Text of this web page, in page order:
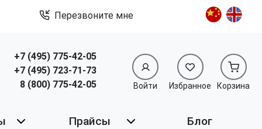
Перезвоните мне
+7 (495) 775-42-05
+7 (495) 723-71-73
8 (800) 775-42-05
Войти Избранное Корзина
Прайсы Блог